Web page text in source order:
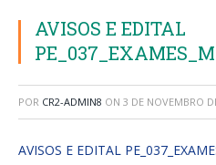
AVISOS E EDITAL
POR CR2-ADMIN8 ON 3 DE NOVEMBRO
AVISOS E EDITAL